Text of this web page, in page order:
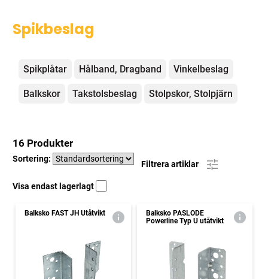
Spikbeslag
Kategorier
Spikplåtar Hålband, Dragband Vinkelbeslag
Balkskor Takstolsbeslag Stolpskor, Stolpjärn
16 Produkter
Sortering:
Filtrera artiklar
Visa endast lagerlagt
Balksko FAST JH Utåtvikt
Balksko PASLODE
Powerline Typ U utåtvikt